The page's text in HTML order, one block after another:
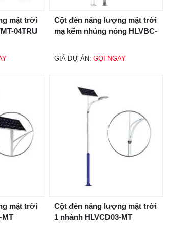
mặt trời
04TRU
Cột đèn năng lượng mặt trời
mạ kẽm nhúng nóng HLVBC-
GIÁ DỰ ÁN: GỌI NGAY
mặt trời
MT
Cột đèn năng lượng mặt trời
1 nhánh HLVCD03-MT